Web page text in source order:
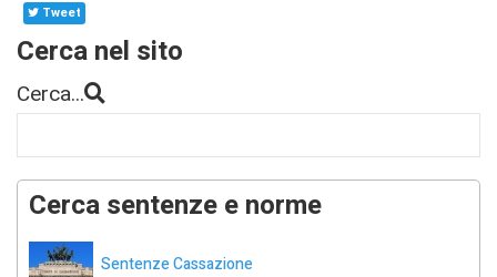
Tweet
Cerca nel sito
Cerca...
Cerca sentenze e norme
Sentenze Cassazione